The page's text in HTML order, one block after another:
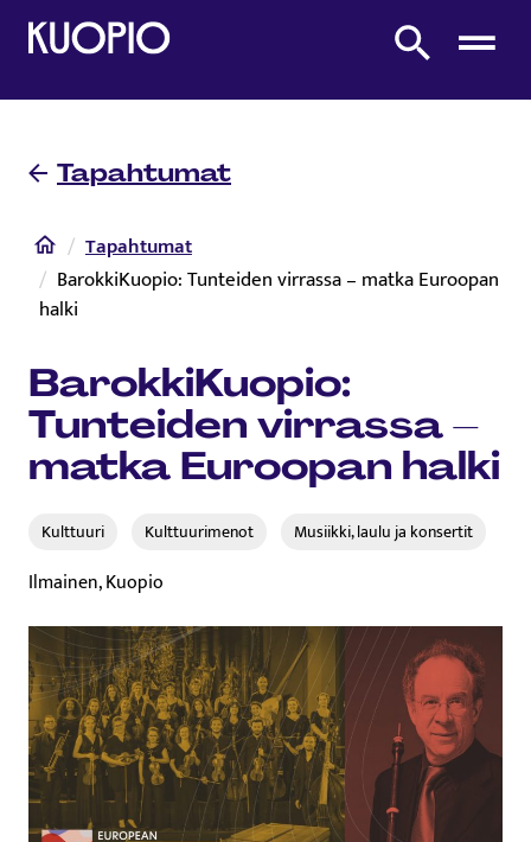
Etusivulle
Etsi sivustolta
Tapahtumat
Etusivu
Tapahtumat
BarokkiKuopio: Tunteiden virrassa – matka Euroopan
halki
BarokkiKuopio:
Tunteiden virrassa –
matka Euroopan halki
Kulttuuri Kulttuurimenot Musiikki, laulu ja konsertit
Ilmainen, Kuopio